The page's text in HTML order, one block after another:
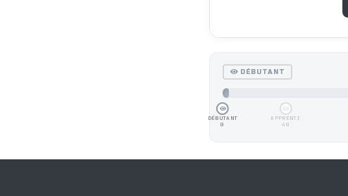
DÉBUTANT
DÉBUTANT
0
APPRENTI
40